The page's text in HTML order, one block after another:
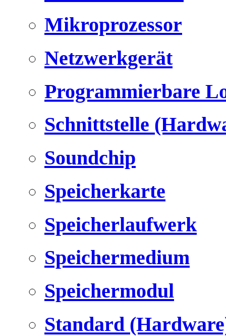
Mikroprozessor
Netzwerkgerät
Programmierbare
Schnittstelle
Soundchip
Speicherkarte
Speicherlaufwerk
Speichermedium
Speichermodul
Standard